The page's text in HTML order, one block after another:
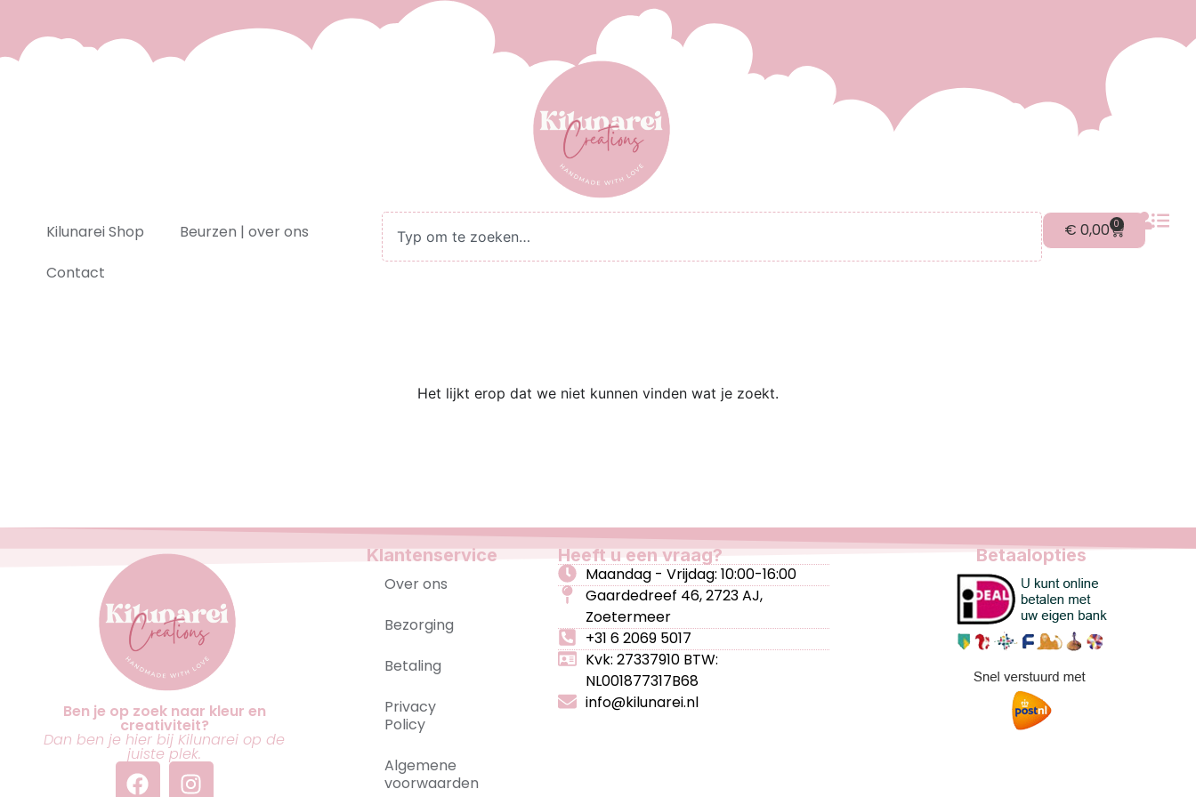
Kilunarei Shop
Beurzen | over ons
Contact
€ 0,00 0
Het lijkt erop dat we niet kunnen vinden wat je zoekt.
Ben je op zoek naar kleur en
creativiteit?
Dan ben je hier bij Kilunarei op de
juiste plek.
Klantenservice
Over ons
Bezorging
Betaling
Privacy
Policy
Algemene
voorwaarden
Heeft u een vraag?
Maandag - Vrijdag: 10:00-16:00
Gaardedreef 46, 2723 AJ,
Zoetermeer
+31 6 2069 5017
Kvk: 27337910 BTW:
NL001877317B68
info@kilunarei.nl
Betaalopties